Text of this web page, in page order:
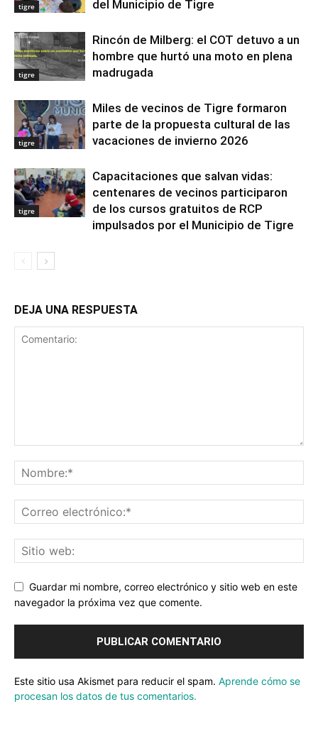
tigre del Municipio de Tigre
tigre
Rincón de Milberg: el COT detuvo a un
hombre que hurtó una moto en plena
madrugada
tigre
Miles de vecinos de Tigre formaron
parte de la propuesta cultural de las
vacaciones de invierno 2026
tigre
Capacitaciones que salvan vidas:
centenares de vecinos participaron
de los cursos gratuitos de RCP
impulsados por el Municipio de Tigre
DEJA UNA RESPUESTA
Guardar mi nombre, correo electrónico y sitio web en este
navegador la próxima vez que comente.
Este sitio usa Akismet para reducir el spam. Aprende cómo se
procesan los datos de tus comentarios.